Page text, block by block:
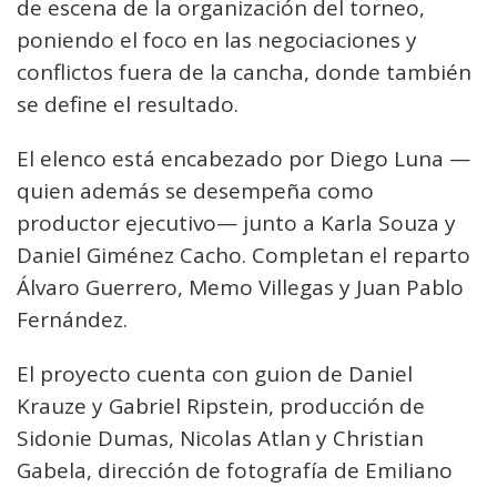
de escena de la organización del torneo,
poniendo el foco en las negociaciones y
conflictos fuera de la cancha, donde también
se define el resultado.
El elenco está encabezado por Diego Luna —
quien además se desempeña como
productor ejecutivo— junto a Karla Souza y
Daniel Giménez Cacho. Completan el reparto
Álvaro Guerrero, Memo Villegas y Juan Pablo
Fernández.
El proyecto cuenta con guion de Daniel
Krauze y Gabriel Ripstein, producción de
Sidonie Dumas, Nicolas Atlan y Christian
Gabela, dirección de fotografía de Emiliano